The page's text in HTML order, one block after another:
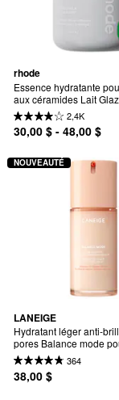
rhode
Essence hydratante
aux céramides Lait
2,4K
30,00 $ - 48,00 $
LANEIGE
Hydratant léger anti-
pores Balance mode
grasse.
364
38,00 $
NOUVEAUTÉ